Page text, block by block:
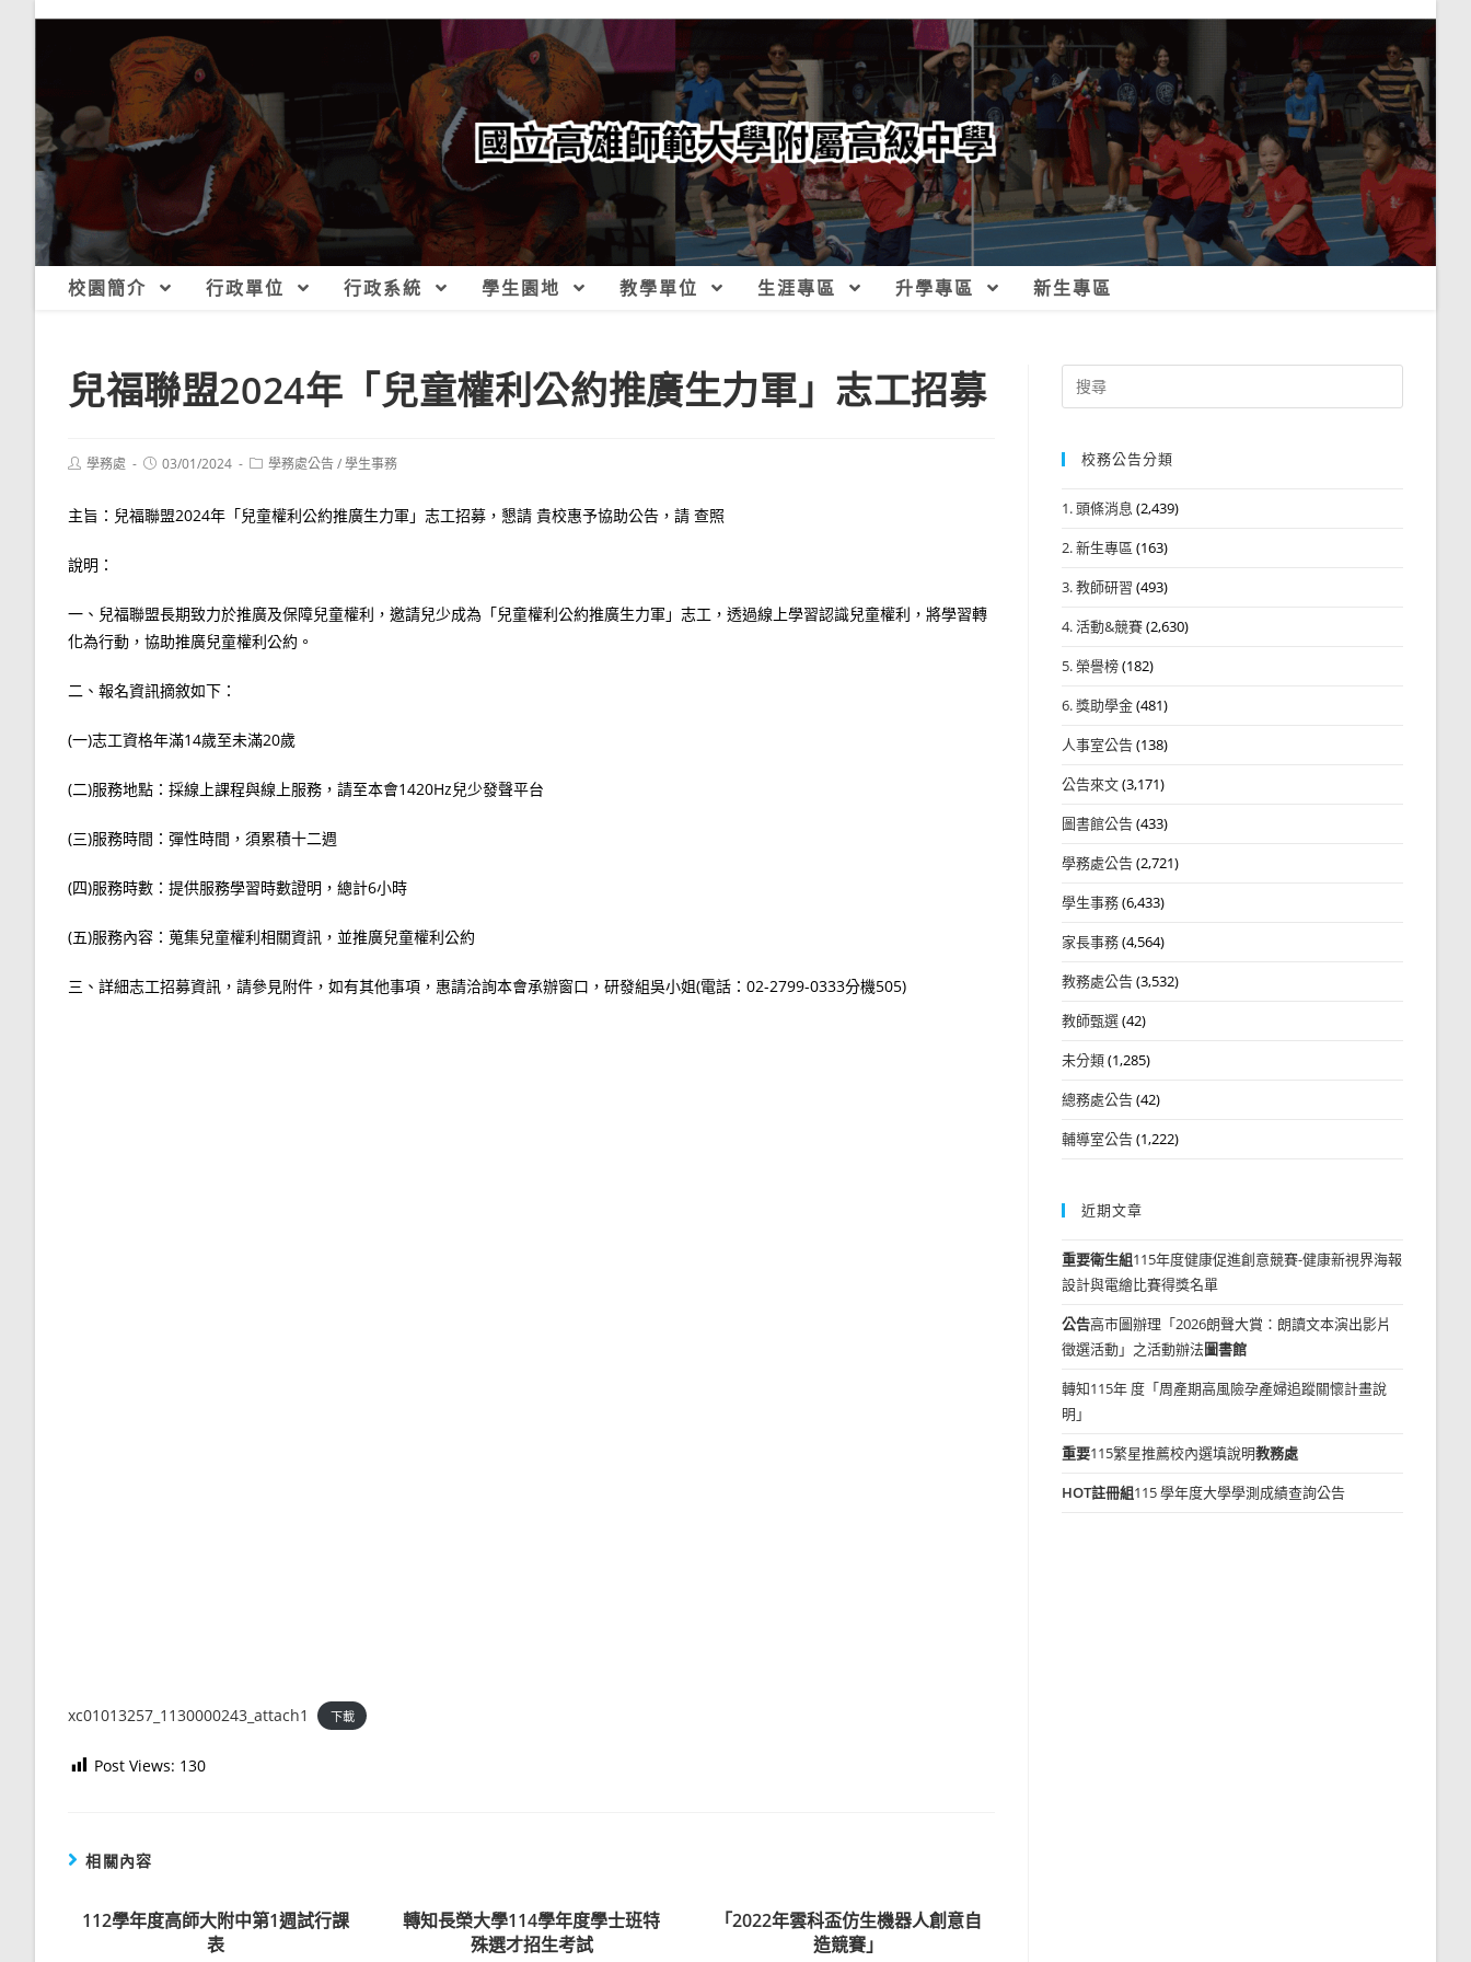
校園簡介 行政單位 行政系統 學生園地 教學單位 生涯專區 升學專區 新生專區
兒福聯盟2024年「兒童權利公約推廣生力軍」志工招募
Post學務處
Post03/01/2024
Post學務處公告/學生事務
主旨：兒福聯盟2024年「兒童權利公約推廣生力軍」志工招募，懇請 貴校惠予協助公告，請 查照
說明：
一、兒福聯盟長期致力於推廣及保障兒童權利，邀請兒少成為「兒童權利公約推廣生力軍」志工，透過線上學習認識兒童權利，將學習轉
化為行動，協助推廣兒童權利公約。
二、報名資訊摘敘如下：
(一)志工資格年滿14歲至未滿20歲
(二)服務地點：採線上課程與線上服務，請至本會1420Hz兒少發聲平台
(三)服務時間：彈性時間，須累積十二週
(四)服務時數：提供服務學習時數證明，總計6小時
(五)服務內容：蒐集兒童權利相關資訊，並推廣兒童權利公約
三、詳細志工招募資訊，請參見附件，如有其他事項，惠請洽詢本會承辦窗口，研發組吳小姐(電話：02-2799-0333分機505)
xc01013257_1130000243_attach1 下載
Post Views: 130
相關內容
112學年度高師大附中第1週試行課
表
轉知長榮大學114學年度學士班特
殊選才招生考試
「2022年雲科盃仿生機器人創意自
造競賽」
Search
for:
校務公告分類
1. 頭條消息 (2,439)
2. 新生專區 (163)
3. 教師研習 (493)
4. 活動&競賽(2,630)
5. 榮譽榜(182)
6. 獎助學金(481)
人事室公告(138)
公告來文(3,171)
圖書館公告(433)
學務處公告(2,721)
學生事務(6,433)
家長事務(4,564)
教務處公告(3,532)
教師甄選(42)
未分類(1,285)
總務處公告(42)
輔導室公告(1,222)
近期文章
重要衛生組115年度健康促進創意競賽-健康新視界海報
設計與電繪比賽得獎名單
公告高市圖辦理「2026朗聲大賞：朗讀文本演出影片
徵選活動」之活動辦法圖書館
轉知115年 度「周產期高風險孕產婦追蹤關懷計畫說
明」
重要115繁星推薦校內選填說明教務處
HOT註冊組115 學年度大學學測成績查詢公告